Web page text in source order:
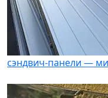
сэндвич-панели —